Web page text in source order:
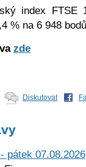
index
% na 6 948
zde
Diskutovat
pátek 07.08.2026